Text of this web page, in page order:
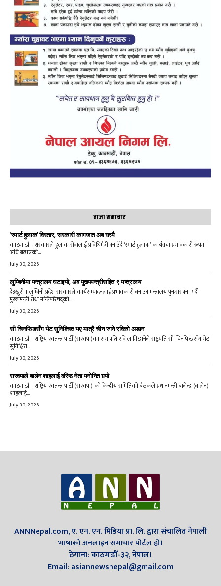
ताजा समाचार
‘स्मार्ट हुलाक’ विस्तार, सरकारी कागजात अब घरमै
काठमाडौं । सरकारले हुलाक सेवालाई प्रविधिमैत्री बनाउँदै ‘स्मार्ट हुलाक’ कार्यक्रम प्रभावकारी रूपमा
अघि बढाएको...
July 30, 2026
लुम्बिनीमा मन्त्रालय घटाइयो, अब मुख्यमन्त्रीसहित ९ मन्त्रालय
देउखुरी । लुम्बिनी प्रदेश सरकारले कार्यसम्पादनलाई प्रभावकारी बनाउन मन्त्रालय पुनःसंरचना गर्दै
मुख्यमन्त्री तथा मन्त्रिपरिषद्को...
July 30, 2026
सी चिनफिङसँग भेट सुनिश्चित भए मात्रै चीन जाने रविको अडान
काठमाडौं । राष्ट्रिय स्वतन्त्र पार्टी (रास्वपा)का सभापति रवि लामिछानेले राष्ट्रपति सी चिनफिङसँग भेट
सुनिश्चित...
July 30, 2026
रास्वपाले बालेन शाहलाई वरिष्ठ नेता मनोनित गर्‍यो
काठमाडौं । राष्ट्रिय स्वतन्त्र पार्टी (रास्वपा) को केन्द्रीय समितिको बैठकले प्रधानमन्त्री बालेन्द्र (बालेन)
शाहलाई...
July 30, 2026
ANNNepal.com, ए. एन. एन. मिडिया प्रा. लि. द्वारा संचालित नेपाली
भाषाको अनलाइन समाचार पोर्टल हो।
ठेगाना: काठमाडौँ-३२, नेपाल।
Email: asiannewsnepal@gmail.com